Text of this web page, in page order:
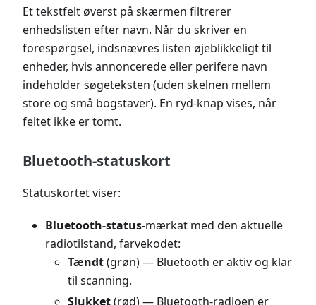
Et tekstfelt øverst på skærmen filtrerer
enhedslisten efter navn. Når du skriver en
forespørgsel, indsnævres listen øjeblikkeligt til
enheder, hvis annoncerede eller perifere navn
indeholder søgeteksten (uden skelnen mellem
store og små bogstaver). En ryd-knap vises, når
feltet ikke er tomt.
Bluetooth-statuskort
Statuskortet viser:
Bluetooth-status-mærkat med den aktuelle
radiotilstand, farvekodet:
Tændt(grøn) — Bluetooth er aktiv og klar
til scanning.
Slukket(rød) — Bluetooth-radioen er